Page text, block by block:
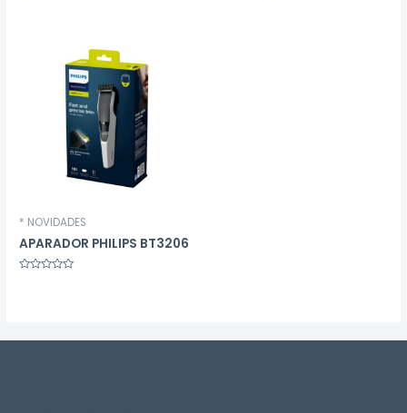
* NOVIDADES
APARADOR PHILIPS BT3206